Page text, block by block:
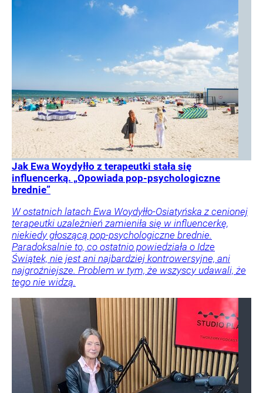
Jak Ewa Woydyłło z terapeutki stała się
influencerką. „Opowiada pop-psychologiczne
brednie”
W ostatnich latach Ewa Woydyłło-Osiatyńska z cenionej
terapeutki uzależnień zamieniła się w influencerkę,
niekiedy głoszącą pop-psychologiczne brednie.
Paradoksalnie to, co ostatnio powiedziała o Idze
Świątek, nie jest ani najbardziej kontrowersyjne, ani
najgroźniejsze. Problem w tym, że wszyscy udawali, że
tego nie widzą.